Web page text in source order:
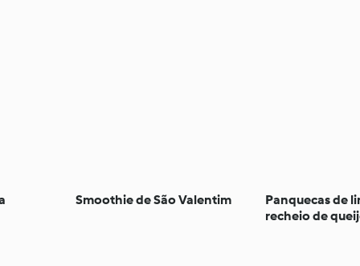
Smoothie de São Valentim
Panquecas de
recheio de